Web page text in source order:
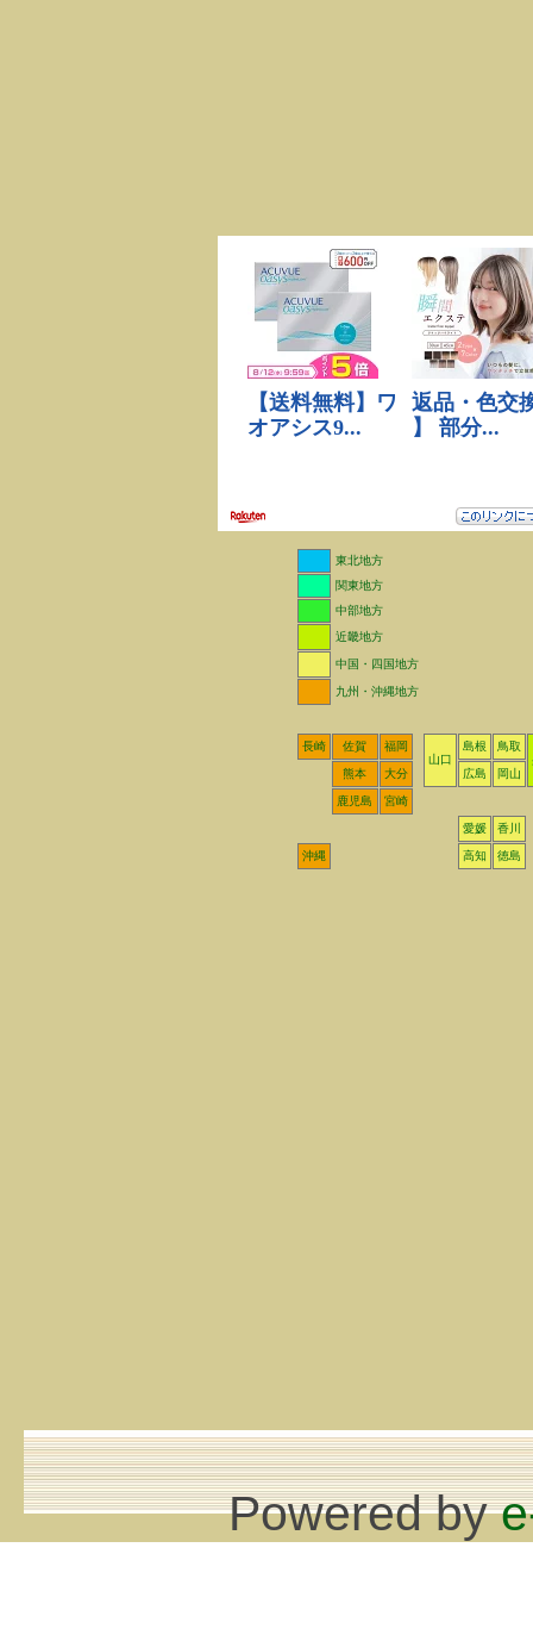
東北地方
関東地方
中部地方
近畿地方
中国・四国地方
九州・沖縄地方
長崎 佐賀
福岡
山口
島根
鳥取
熊本
大分 広島 岡山
鹿児島 宮崎
愛媛 香川
沖縄 高知 徳島
Powered by